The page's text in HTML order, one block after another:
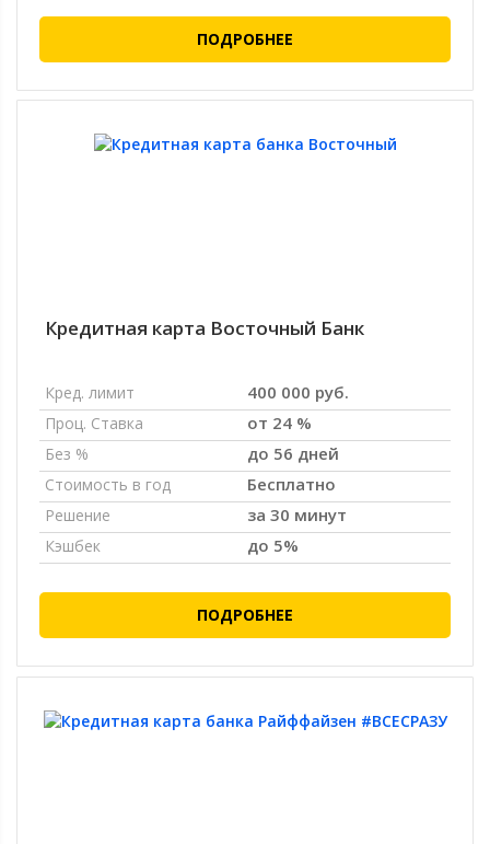
ПОДРОБНЕЕ
Кредитная карта Восточный Банк
Кред. лимит 400 000 руб.
Проц. Ставка от 24 %
Без % до 56 дней
Стоимость в год Бесплатно
Решение за 30 минут
Кэшбек до 5%
ПОДРОБНЕЕ